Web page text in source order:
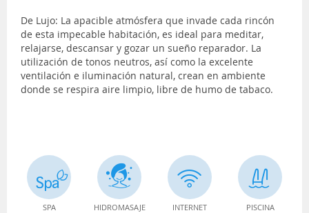
De Lujo: La apacible atmósfera que invade cada rincón
de esta impecable habitación, es ideal para meditar,
relajarse, descansar y gozar un sueño reparador. La
utilización de tonos neutros, así como la excelente
ventilación e iluminación natural, crean en ambiente
donde se respira aire limpio, libre de humo de tabaco.
SPA HIDROMASAJE INTERNET PISCINA